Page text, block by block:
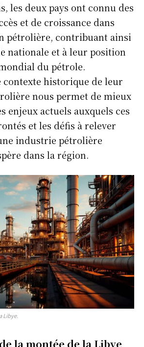
les deux pays ont connu des
et de croissance dans
pétrolière, contribuant ainsi
nationale et à leur position
du pétrole.
contexte historique de leur
nous permet de mieux
enjeux actuels auxquels ces
et les défis à relever
industrie pétrolière
dans la région.
Libye.
la montée de la Libye